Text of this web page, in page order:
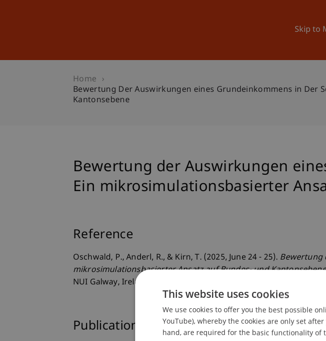
Skip to
Home
Bewertung Der Auswirkungen eines Grundeinkommens in Der
Kantonsebene
Bewertung der Auswirkungen
Ein mikrosimulationsbasierter
Reference
Oschwald, P., Anderl, R., & Kirn, T. (2025, June 24 - 25). Bewertung
mikrosimulationsbasierter Ansatz auf Bundes- und Kantonsebene
NUI Galway, Ireland.
Publication Type
This website uses cookies
We use cookies to offer you the best possible
YouTube), whereby the cookies are only set
hand, are required for the basic functionality of